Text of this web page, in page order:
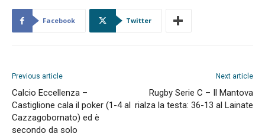
Facebook Twitter
Previous article
Calcio Eccellenza –
Castiglione cala il poker (1-4 al
Cazzagobornato) ed è
secondo da solo
Next article
Rugby Serie C – Il Mantova
rialza la testa: 36-13 al Lainate